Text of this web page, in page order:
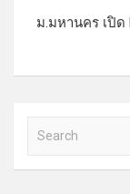
ว
ม.มหานคร เปิด
a